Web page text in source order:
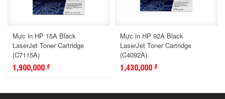
Mực in HP 15A Black
LaserJet Toner Cartridge
(C7115A)
1,900,000 đ
Mực in HP 92A Black
LaserJet Toner Cartridge
(C4092A)
1,430,000 đ